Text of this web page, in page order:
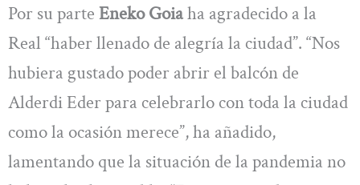
Por su parte Eneko Goiaha agradecido a la
Real “haber llenado de alegría la ciudad”. “Nos
hubiera gustado poder abrir el balcón de
Alderdi Eder para celebrarlo con toda la ciudad
como la ocasión merece”, ha añadido,
lamentando que la situación de la pandemia no